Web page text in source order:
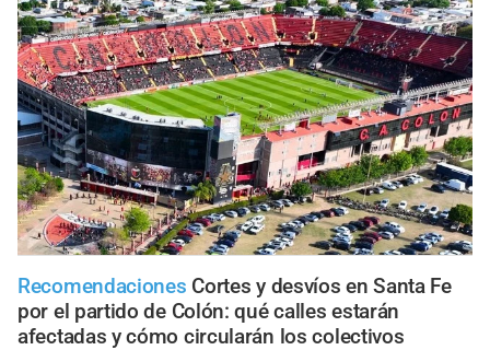
Recomendaciones Cortes y desvíos en Santa Fe
por el partido de Colón: qué calles estarán
afectadas y cómo circularán los colectivos